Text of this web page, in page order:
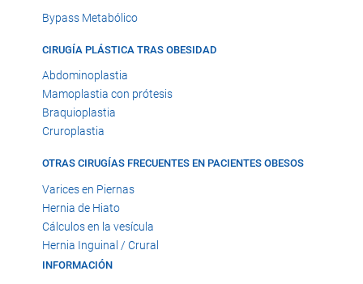
Bypass Metabólico
CIRUGÍA PLÁSTICA TRAS OBESIDAD
Abdominoplastia
Mamoplastia con prótesis
Braquioplastia
Cruroplastia
OTRAS CIRUGÍAS FRECUENTES EN PACIENTES OBESOS
Varices en Piernas
Hernia de Hiato
Cálculos en la vesícula
Hernia Inguinal / Crural
INFORMACIÓN